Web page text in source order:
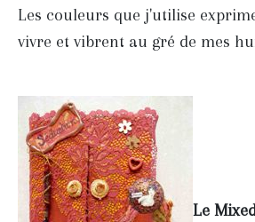
Les couleurs que j'utilise
vivre et vibrent au gré de mes
Le